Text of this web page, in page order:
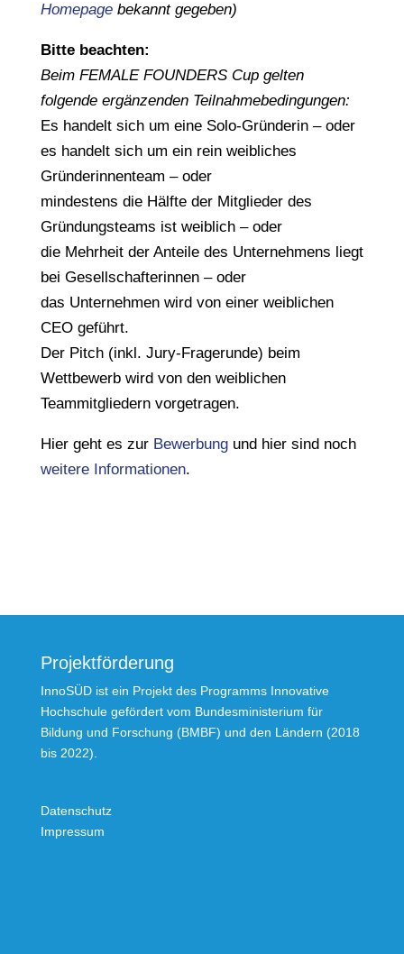
Homepagebekannt gegeben)
Bitte beachten:
Beim FEMALE FOUNDERS Cup gelten
folgende ergänzenden Teilnahmebedingungen:
Es handelt sich um eine Solo-Gründerin – oder
es handelt sich um ein rein weibliches
Gründerinnenteam – oder
mindestens die Hälfte der Mitglieder des
Gründungsteams ist weiblich – oder
die Mehrheit der Anteile des Unternehmens liegt
bei Gesellschafterinnen – oder
das Unternehmen wird von einer weiblichen
CEO geführt.
Der Pitch (inkl. Jury-Fragerunde) beim
Wettbewerb wird von den weiblichen
Teammitgliedern vorgetragen.
Hier geht es zur Bewerbungund hier sind noch
weitere Informationen.
Projektförderung
InnoSÜD ist ein Projekt des Programms Innovative
Hochschule gefördert vom Bundesministerium für
Bildung und Forschung (BMBF) und den Ländern (2018
bis 2022).
Datenschutz
Impressum